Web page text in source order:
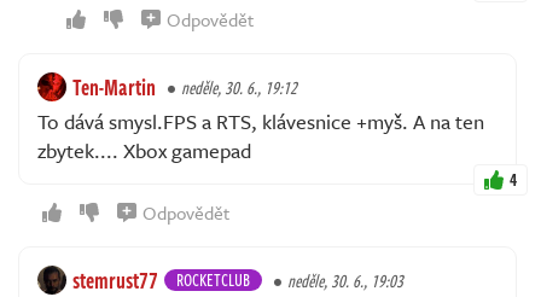
Odpovědět
Ten-Martin neděle, 30. 6., 19:12
To dává smysl.FPS a RTS, klávesnice +myš. A na ten
zbytek.... Xbox gamepad
4
Odpovědět
stemrust77 ROCKETCLUB neděle, 30. 6., 19:03